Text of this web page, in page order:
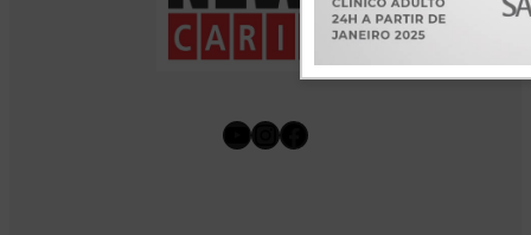
Youtube
Instagram
Facebook